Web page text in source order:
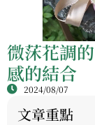
微莯花調
感的結合
2024/08/07
文章重點